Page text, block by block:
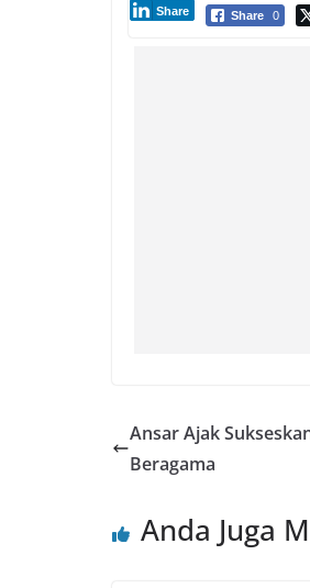
Share 0
Share
Ansar Ajak
Beragama
Anda Juga